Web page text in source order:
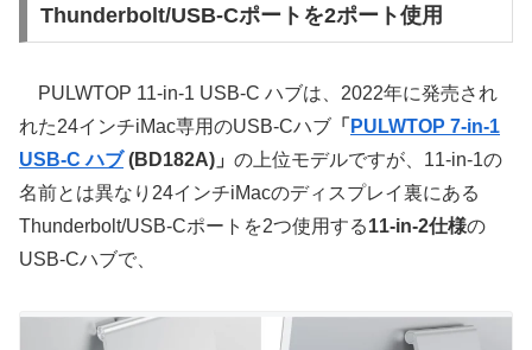
Thunderbolt/USB-Cポートを2ポート使用
PULWTOP 11-in-1 USB-C ハブは、2022年に発売され
れた24インチiMac専用のUSB-Cハブ 「 PULWTOP 7-in-1
USB-C ハブ(BD182A)」 の上位モデルですが、11-in-1の
名前とは異なり24インチiMacのディスプレイ裏にある
Thunderbolt/USB-Cポートを2つ使用する11-in-2仕様の
USB-Cハブで、